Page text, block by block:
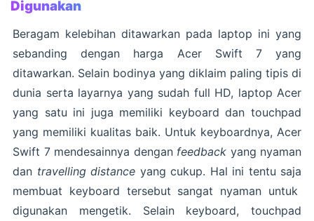
Digunakan
Beragam kelebihan ditawarkan pada laptop ini yang
sebanding dengan harga Acer Swift 7 yang
ditawarkan. Selain bodinya yang diklaim paling tipis di
dunia serta layarnya yang sudah full HD, laptop Acer
yang satu ini juga memiliki keyboard dan touchpad
yang memiliki kualitas baik. Untuk keyboardnya, Acer
Swift 7 mendesainnya dengan feedback yang nyaman
dan travelling distance yang cukup. Hal ini tentu saja
membuat keyboard tersebut sangat nyaman untuk
digunakan mengetik. Selain keyboard, touchpad